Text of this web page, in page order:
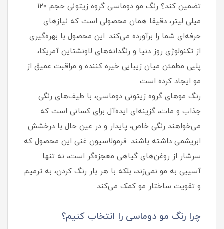
تضمین کند؟ رنگ مو دوماسی گروه زیتونی حجم ۱۲۰
میلی لیتر، دقیقا همان محصولی است که نیازهای
حرفه‌ای شما را برآورده می‌کند. این محصول با بهره‌گیری
از تکنولوژی روز دنیا و رنگدانه‌های لاونشتاین آمریکا،
پلیی مطمئن میان زیبایی خیره‌ کننده و مراقبت عمیق از
مو ایجاد کرده است.
رنگ موهای گروه زیتونی دوماسی، با طیف‌های رنگی
جذاب و مات، گزینه‌ای ایده‌آل برای کسانی است که
می‌خواهند رنگی خاص، پایدار و در عین حال با درخشش
ابریشمی داشته باشند. فرمولاسیون غنی این محصول که
سرشار از روغن‌های گیاهی معجزه‌گر است، نه تنها
آسیبی به مو نمی‌زند، بلکه با هر بار رنگ کردن، به ترمیم
و تقویت ساختار مو کمک می‌کند.
چرا رنگ مو دوماسی را انتخاب کنیم؟